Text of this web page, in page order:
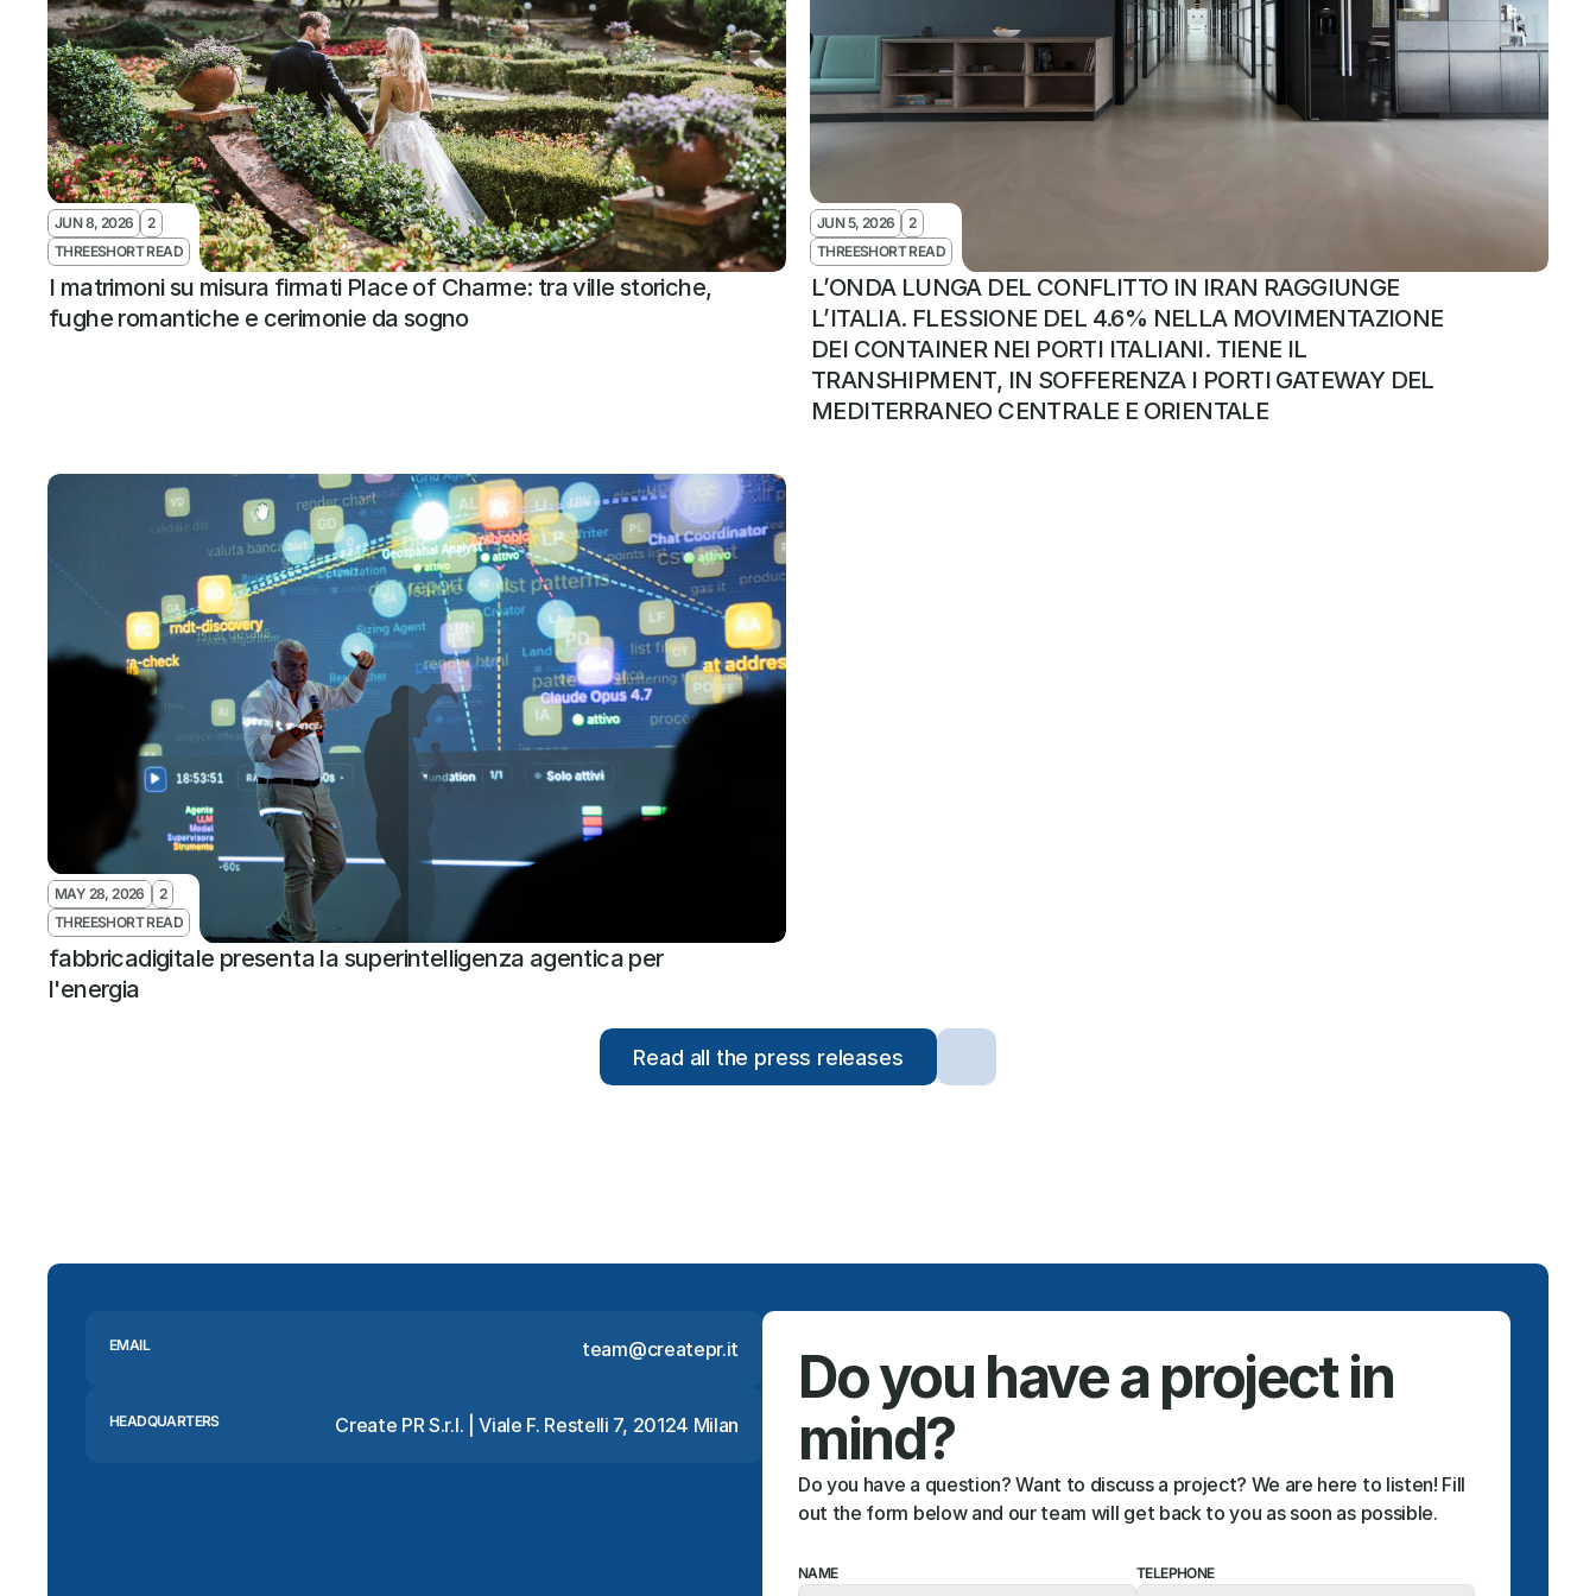
JUN 8, 2026
2
THREESHORT READ
I matrimoni su misura firmati Place of Charme: tra ville storiche,
fughe romantiche e cerimonie da sogno
JUN 5, 2026
2
THREESHORT READ
L’ONDA LUNGA DEL CONFLITTO IN IRAN RAGGIUNGE
L’ITALIA. FLESSIONE DEL 4.6% NELLA MOVIMENTAZIONE
DEI CONTAINER NEI PORTI ITALIANI. TIENE IL
TRANSHIPMENT, IN SOFFERENZA I PORTI GATEWAY DEL
MEDITERRANEO CENTRALE E ORIENTALE
MAY 28, 2026
2
THREESHORT READ
fabbricadigitale presenta la superintelligenza agentica per
l'energia
Read all the press releases
EMAIL team@createpr.it
HEADQUARTERS Create PR S.r.l. | Viale F. Restelli 7, 20124 Milan
Do you have a project in
mind?
Do you have a question? Want to discuss a project? We are here to listen! Fill
out the form below and our team will get back to you as soon as possible.
NAME TELEPHONE